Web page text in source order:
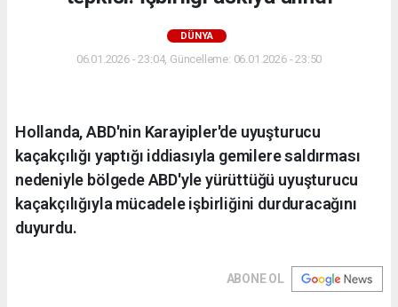
DÜNYA
06.01.2026 - 23:04, Güncelleme: 06.01.2026 - 23:50
Hollanda, ABD'nin Karayipler'de uyuşturucu
kaçakçılığı yaptığı iddiasıyla gemilere saldırması
nedeniyle bölgede ABD'yle yürüttüğü uyuşturucu
kaçakçılığıyla mücadele işbirliğini durduracağını
duyurdu.
ABONE OL